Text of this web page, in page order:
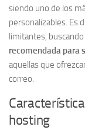
siendo uno de los
personalizables. Es
limitantes,
recomendada para
aquellas que
correo.
hosting